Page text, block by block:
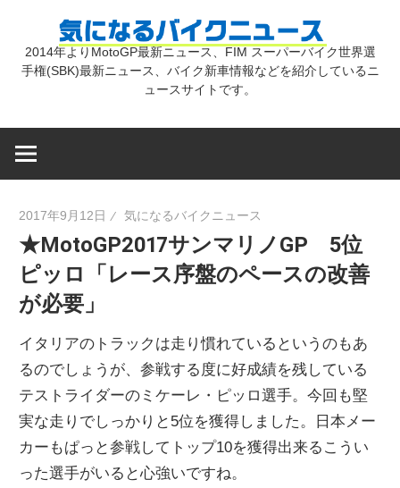
気
バ
ク
ニ
2014年よりMotoGP最新ニュース、FIM スーパーバイク世界選
手権(SBK)最新ニュース、バイク新車情報などを紹介しているニ
ュースサイトです。
2017年9月12日 気になるバイクニュース
★MotoGP2017サンマリノGP 5位
ピッロ「レース序盤のペースの改善
が必要」
イタリアのトラックは走り慣れているというのもあ
るのでしょうが、参戦する度に好成績を残している
テストライダーのミケーレ・ピッロ選手。今回も堅
実な走りでしっかりと5位を獲得しました。日本メー
カーもぱっと参戦してトップ10を獲得出来るこうい
った選手がいると心強いですね。